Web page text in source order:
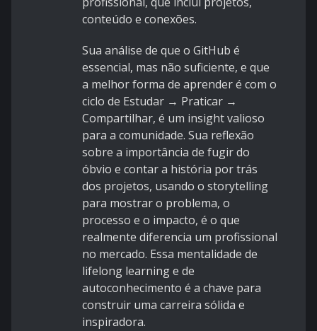
conteúdo e conexões.
Sua análise de que o GitHub é
essencial, mas não suficiente, e que
a melhor forma de aprender é com o
ciclo de Estudar → Praticar →
Compartilhar, é um insight valioso
para a comunidade. Sua reflexão
sobre a importância de fugir do
óbvio e contar a história por trás
dos projetos, usando o storytelling
para mostrar o problema, o
processo e o impacto, é o que
realmente diferencia um profissional
no mercado. Essa mentalidade de
lifelong learning e de
autoconhecimento é a chave para
construir uma carreira sólida e
inspiradora.